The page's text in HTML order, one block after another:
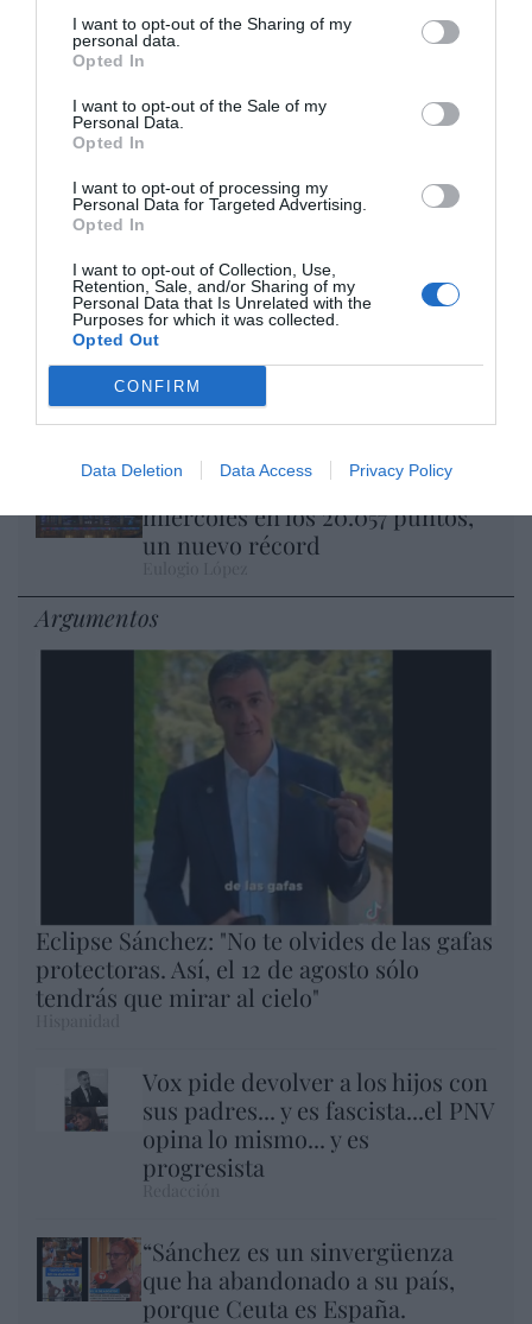
I want to opt-out of the Sharing of my
personal data.
Opted In
I want to opt-out of the Sale of my
Personal Data.
Opted In
I want to opt-out of processing my
Personal Data for Targeted Advertising.
Opted In
I want to opt-out of Collection, Use,
Retention, Sale, and/or Sharing of my
Personal Data that Is Unrelated with the
Purposes for which it was collected.
Opted Out
CONFIRM
Data Deletion Data Access Privacy Policy
Nokia, Ericsson... Huawei: lo que importan
son las patentes
Eulogio López
Isabel Pantoja pierde dos pleitos
con Hacienda por 700.000
euros... suma y sigue
Eulogio López
El IBEX 35 cerró la sesión del
miércoles en los 20.057 puntos,
un nuevo récord
Argumentos
Eclipse Sánchez: "No te olvides de las gafas
protectoras. Así, el 12 de agosto sólo
tendrás que mirar al cielo"
Vox pide devolver a los hijos con
sus padres... y es fascista...el PNV
opina lo mismo... y es
progresista
“Sánchez es un sinvergüenza
que ha abandonado a su país,
porque Ceuta es España.